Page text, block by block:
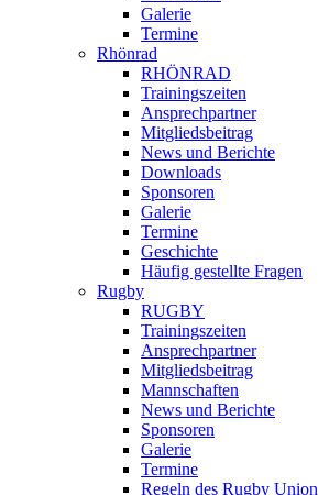
Galerie
Termine
Rhönrad
RHÖNRAD
Trainingszeiten
Ansprechpartner
Mitgliedsbeitrag
News und Berichte
Downloads
Sponsoren
Galerie
Termine
Geschichte
Häufig gestellte Fragen
Rugby
RUGBY
Trainingszeiten
Ansprechpartner
Mitgliedsbeitrag
Mannschaften
News und Berichte
Sponsoren
Galerie
Termine
Regeln des Rugby Union